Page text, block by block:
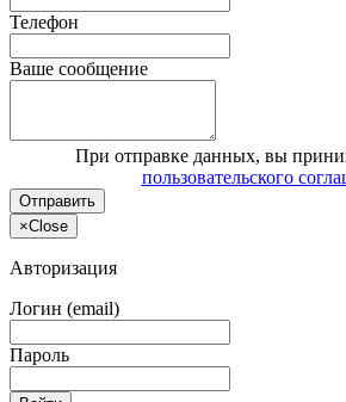
Телефон
Ваше сообщение
При отправке данных, вы
пользовательского
Отправить
×Close
Авторизация
Логин (email)
Пароль